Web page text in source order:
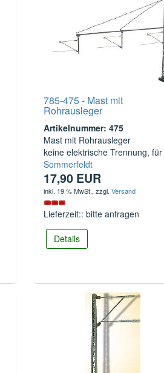
785-475 - Mast mit
Rohrausleger
Artikelnummer: 475
Mast mit Rohrausleger
keine elektrische Trennung,
Sommerfeldt
17,90 EUR
inkl. 19 % MwSt., zzgl. Versand
Lieferzeit:: bitte anfragen
Details